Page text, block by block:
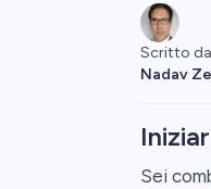
Scritto da
Nadav
Sei